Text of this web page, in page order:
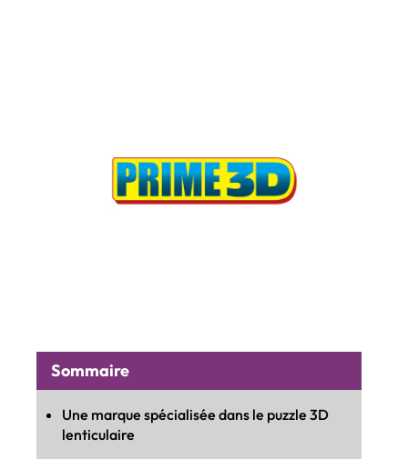
Sommaire
Une marque spécialisée dans le puzzle 3D
lenticulaire